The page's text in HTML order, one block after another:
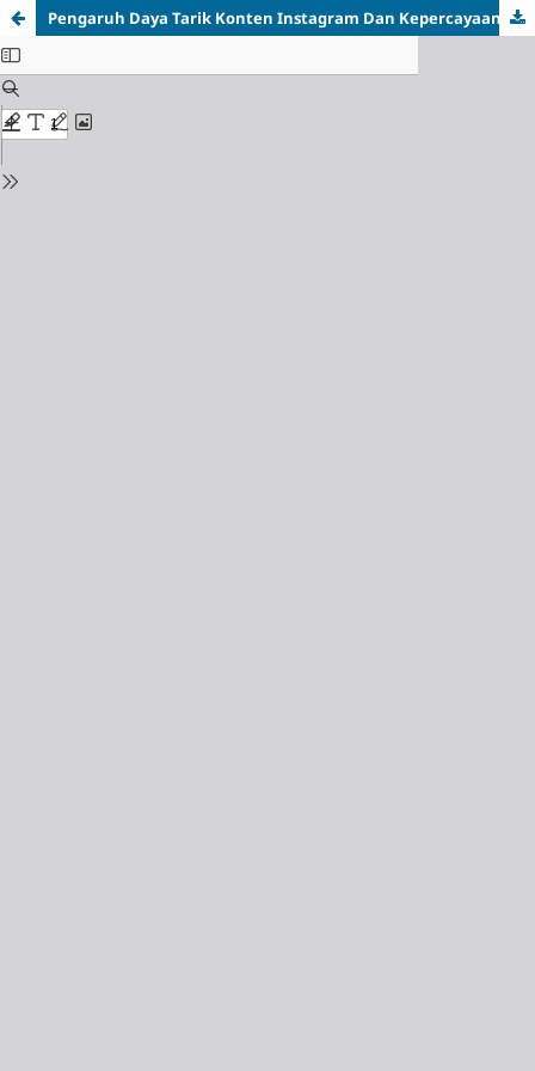
Pengaruh Daya Tarik Konten Instagram Dan Kepercayaan Terhadap Minat Beli Konsumen Pada Sekejap Kopi Di Kota Pangkalpinang